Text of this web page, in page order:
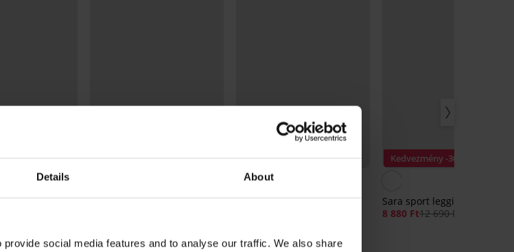
Details About
social media features and to analyse our traffic. We also share
Kedvezmény -60%
4 360 Ft10 890 Ft
ONLY Play ONLSeren sport
Kedvezmény -30%
Sara sport leggings
8 880 Ft12 690 Ft